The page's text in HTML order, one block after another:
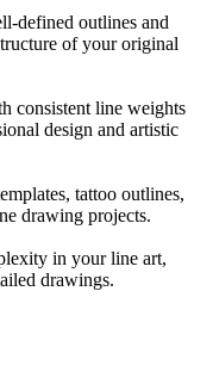
defined outlines and
of your original
consistent line weights
design and artistic
tattoo outlines,
drawing projects.
in your line art,
drawings.